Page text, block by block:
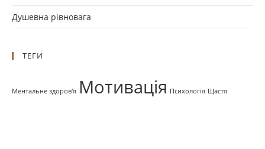
Душевна рівновага
ТЕГИ
Ментальне здоров'я Мотивація Психологія Щастя